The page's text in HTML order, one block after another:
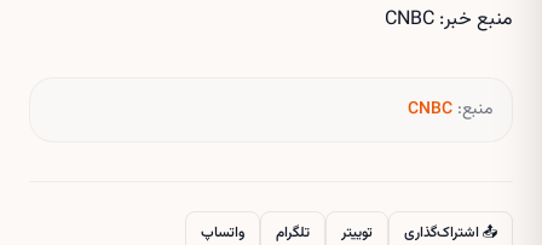
منبع خبر: CNBC
منبع: CNBC
📤 اشتراک‌گذاری توییتر تلگرام واتساپ